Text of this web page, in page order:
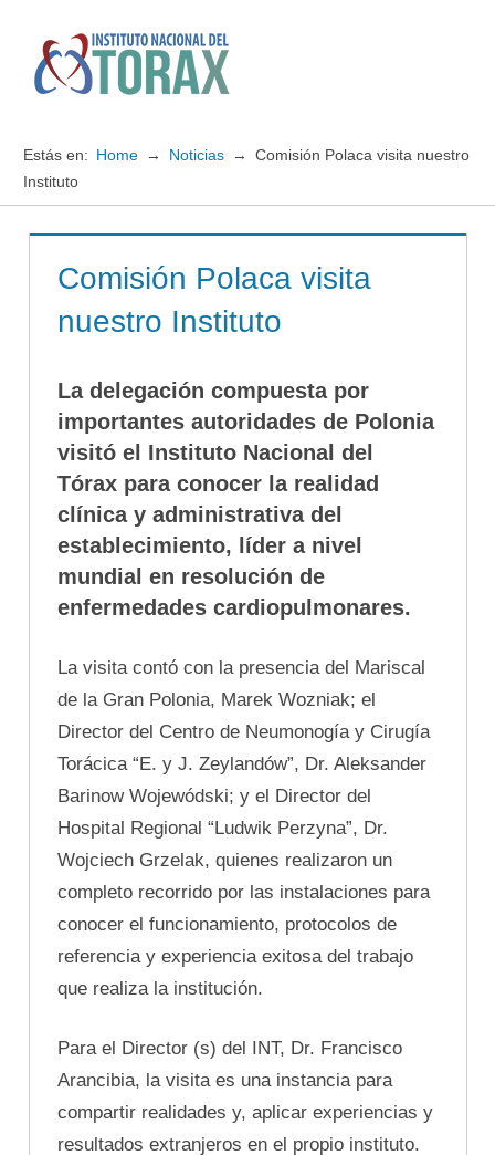
contenido
Instituto
del
TORAX
Estás en: Home Noticias
Comisión Polaca visita nuestro
Instituto
Comisión Polaca visita
nuestro Instituto
La delegación compuesta por
importantes autoridades de Polonia
visitó el Instituto Nacional del
Tórax para conocer la realidad
clínica y administrativa del
establecimiento, líder a nivel
mundial en resolución de
enfermedades cardiopulmonares.
La visita contó con la presencia del Mariscal
de la Gran Polonia, Marek Wozniak; el
Director del Centro de Neumonogía y Cirugía
Torácica “E. y J. Zeylandów”, Dr. Aleksander
Barinow Wojewódski; y el Director del
Hospital Regional “Ludwik Perzyna”, Dr.
Wojciech Grzelak, quienes realizaron un
completo recorrido por las instalaciones para
conocer el funcionamiento, protocolos de
referencia y experiencia exitosa del trabajo
que realiza la institución.
Para el Director (s) del INT, Dr. Francisco
Arancibia, la visita es una instancia para
compartir realidades y, aplicar experiencias y
resultados extranjeros en el propio instituto.